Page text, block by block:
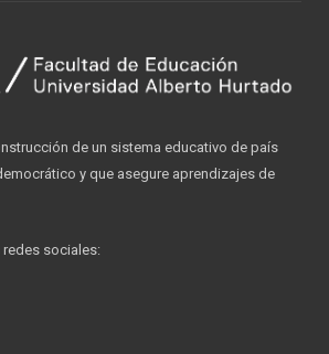
de un sistema educativo de país
y que asegure aprendizajes de
sociales: